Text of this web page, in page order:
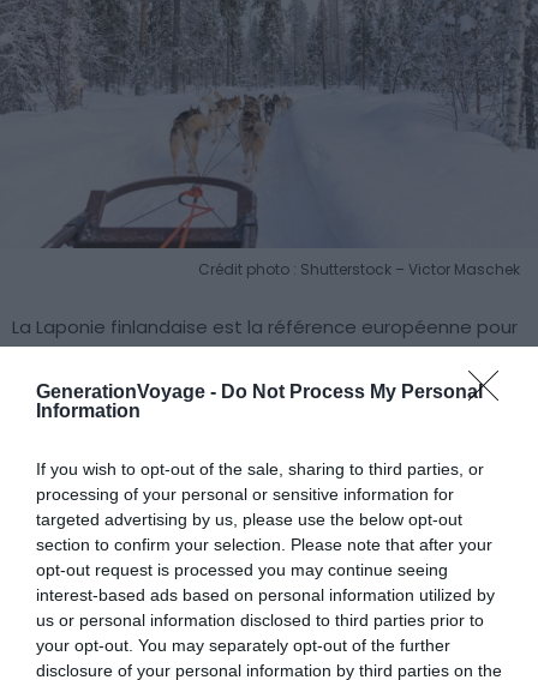
GenerationVoyage - Do Not Process My Personal
Information
If you wish to opt-out of the sale, sharing to third parties, or
processing of your personal or sensitive information for
targeted advertising by us, please use the below opt-out
section to confirm your selection. Please note that after your
opt-out request is processed you may continue seeing
interest-based ads based on personal information utilized by
us or personal information disclosed to third parties prior to
your opt-out. You may separately opt-out of the further
disclosure of your personal information by third parties on the
Crédit photo : Shutterstock – Victor Maschek
La Laponie finlandaise est la référence européenne pour
jusqu’à 18 à 19h à Rovaniemi et au-delà, ce qui maximise
les fenêtres d’observation.
environ 3h depuis Paris.
Les températures réelles oscillent entre -10 et -20°C,
parfois -30°C dans le nord. Ce chiffre fait peur sur le
papier ! Mais rassurez-vous, les prestataires d’activités
fournissent des combinaisons adaptées et les visiteurs
bien équipés ne souffrent pas. Les activités couvrent le